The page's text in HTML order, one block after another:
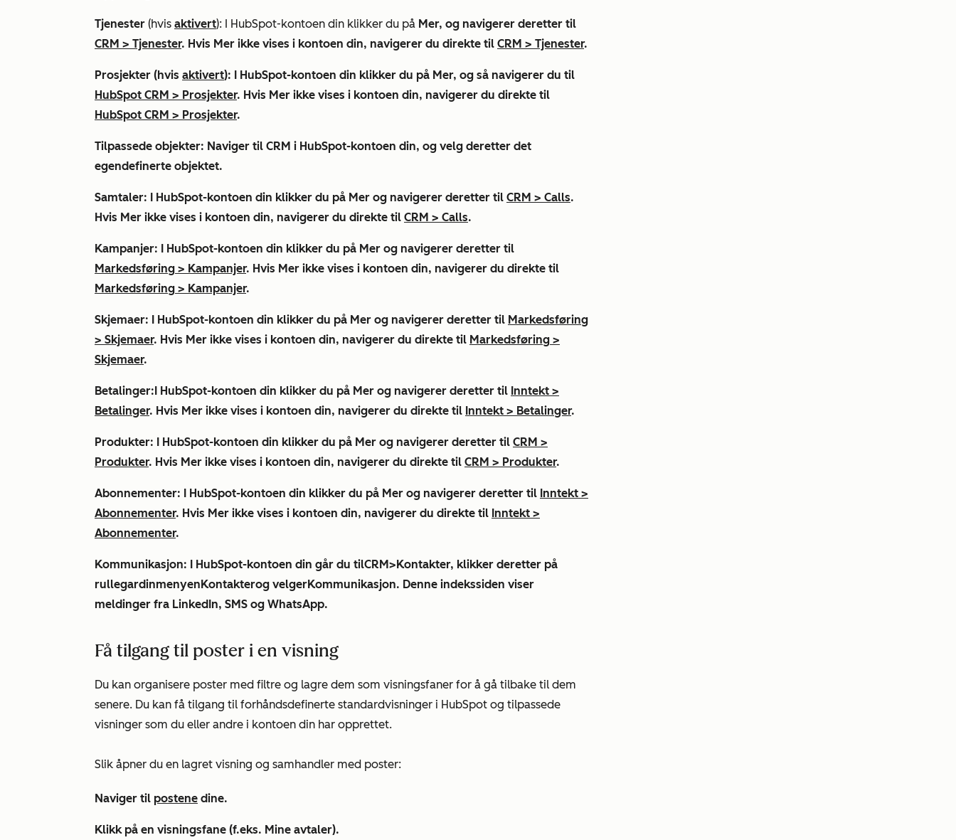
Tjenester (hvis aktivert): I HubSpot-kontoen din klikker du på Mer, og navigerer deretter til
CRM > Tjenester. Hvis Mer ikke vises i kontoen din, navigerer du direkte til CRM > Tjenester.
Prosjekter (hvis aktivert): I HubSpot-kontoen din klikker du på Mer, og så navigerer du til
HubSpot CRM > Prosjekter. Hvis Mer ikke vises i kontoen din, navigerer du direkte til
HubSpot CRM > Prosjekter.
Tilpassede objekter: Naviger til CRM i HubSpot-kontoen din, og velg deretter det
egendefinerte objektet.
Samtaler: I HubSpot-kontoen din klikker du på Mer og navigerer deretter til CRM > Calls.
Hvis Mer ikke vises i kontoen din, navigerer du direkte til CRM > Calls.
Kampanjer: I HubSpot-kontoen din klikker du på Mer og navigerer deretter til
Markedsføring > Kampanjer. Hvis Mer ikke vises i kontoen din, navigerer du direkte til
Markedsføring > Kampanjer.
Skjemaer: I HubSpot-kontoen din klikker du på Mer og navigerer deretter til Markedsføring
> Skjemaer. Hvis Mer ikke vises i kontoen din, navigerer du direkte til Markedsføring >
Skjemaer.
Betalinger:I HubSpot-kontoen din klikker du på Mer og navigerer deretter til Inntekt >
Betalinger. Hvis Mer ikke vises i kontoen din, navigerer du direkte til Inntekt > Betalinger.
Produkter: I HubSpot-kontoen din klikker du på Mer og navigerer deretter til CRM >
Produkter. Hvis Mer ikke vises i kontoen din, navigerer du direkte til CRM > Produkter.
Abonnementer: I HubSpot-kontoen din klikker du på Mer og navigerer deretter til Inntekt >
Abonnementer. Hvis Mer ikke vises i kontoen din, navigerer du direkte til Inntekt >
Abonnementer.
Kommunikasjon: I HubSpot-kontoen din går du tilCRM>Kontakter, klikker deretter på
rullegardinmenyenKontakterog velgerKommunikasjon. Denne indekssiden viser
meldinger fra LinkedIn, SMS og WhatsApp.
Få tilgang til poster i en visning
Du kan organisere poster med filtre og lagre dem som visningsfaner for å gå tilbake til dem
senere. Du kan få tilgang til forhåndsdefinerte standardvisninger i HubSpot og tilpassede
visninger som du eller andre i kontoen din har opprettet.
Slik åpner du en lagret visning og samhandler med poster:
Naviger til postene dine.
Klikk på en visningsfane (f.eks. Mine avtaler).